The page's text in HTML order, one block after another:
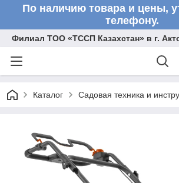
По наличию товара и цены,
телефону.
Филиал ТОО «ТССП Казахстан» в г.
Каталог Садовая техника и